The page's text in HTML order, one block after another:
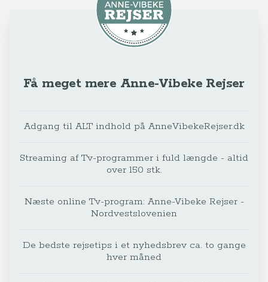
Få meget mere Anne-Vibeke Rejser
Adgang til ALT indhold på AnneVibekeRejser.dk
Streaming af Tv-programmer i fuld længde - altid
over 150 stk.
Næste online Tv-program: Anne-Vibeke Rejser -
Nordvestslovenien
De bedste rejsetips i et nyhedsbrev ca. to gange
hver måned